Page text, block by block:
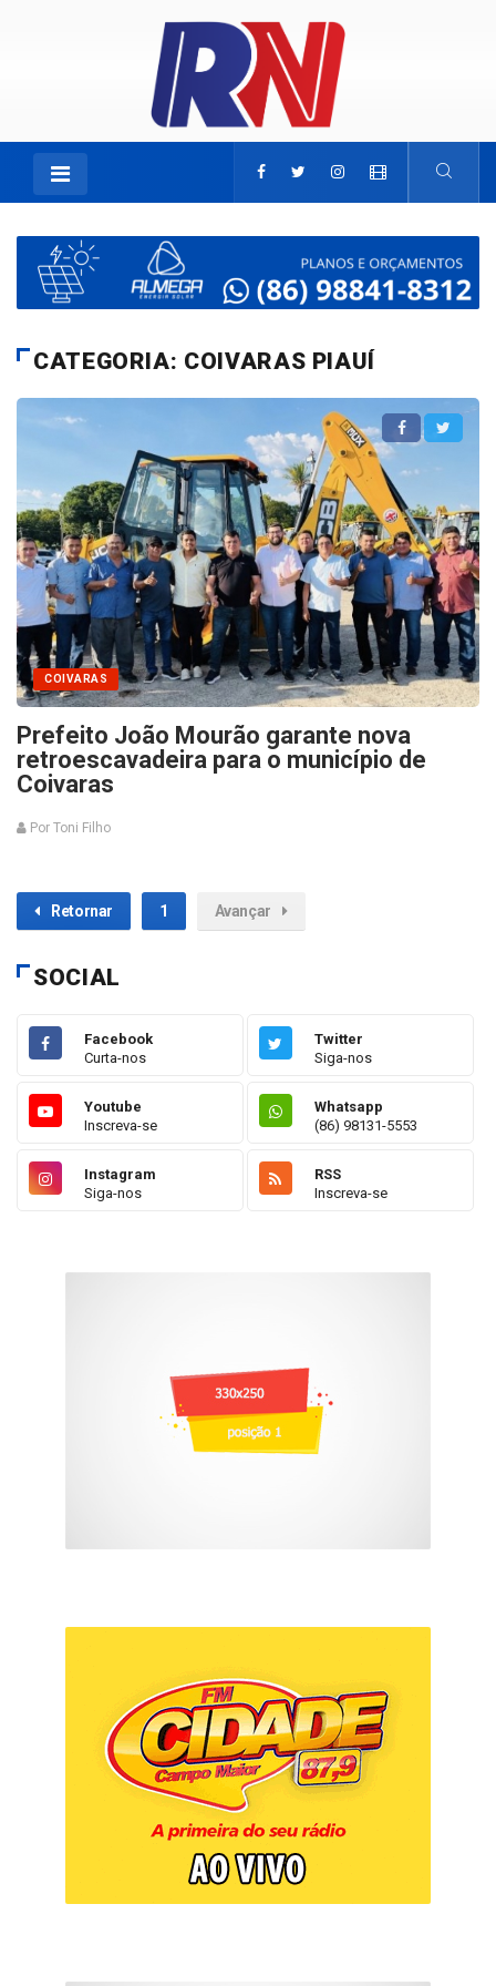
CATEGORIA: COIVARAS PIAUÍ
COIVARAS
Prefeito João Mourão garante nova
retroescavadeira para o município de
Coivaras
Por Toni Filho
Retornar 1 Avançar
SOCIAL
Facebook
Curta-nos
Twitter
Siga-nos
Youtube
Inscreva-se
Whatsapp
(86) 98131-5553
Instagram
Siga-nos
RSS
Inscreva-se